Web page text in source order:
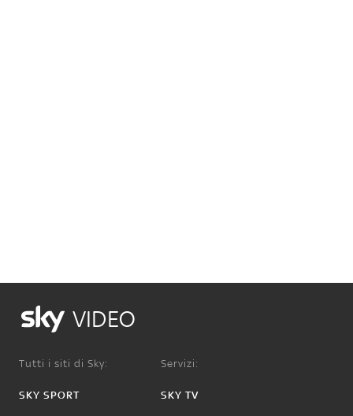
VIDEO
Tutti i siti di Sky:
SKY SPORT
Servizi:
SKY TV